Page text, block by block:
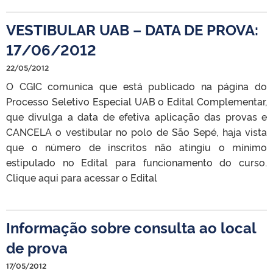
VESTIBULAR UAB – DATA DE PROVA:
17/06/2012
22/05/2012
O CGIC comunica que está publicado na página do
Processo Seletivo Especial UAB o Edital Complementar,
que divulga a data de efetiva aplicação das provas e
CANCELA o vestibular no polo de São Sepé, haja vista
que o número de inscritos não atingiu o mínimo
estipulado no Edital para funcionamento do curso.
Clique aqui para acessar o Edital
Informação sobre consulta ao local
de prova
17/05/2012